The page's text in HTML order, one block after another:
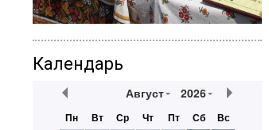
Календарь
Август 2026
Пн Вт Ср Чт Пт Сб
Вс